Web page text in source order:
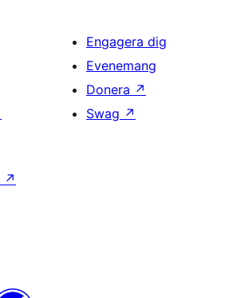
Engagera dig
Evenemang
Donera ↗
Swag ↗
↗